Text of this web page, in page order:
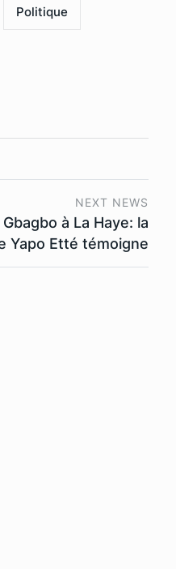
Politique
NEXT NEWS
à La Haye: la
Yapo Etté témoigne